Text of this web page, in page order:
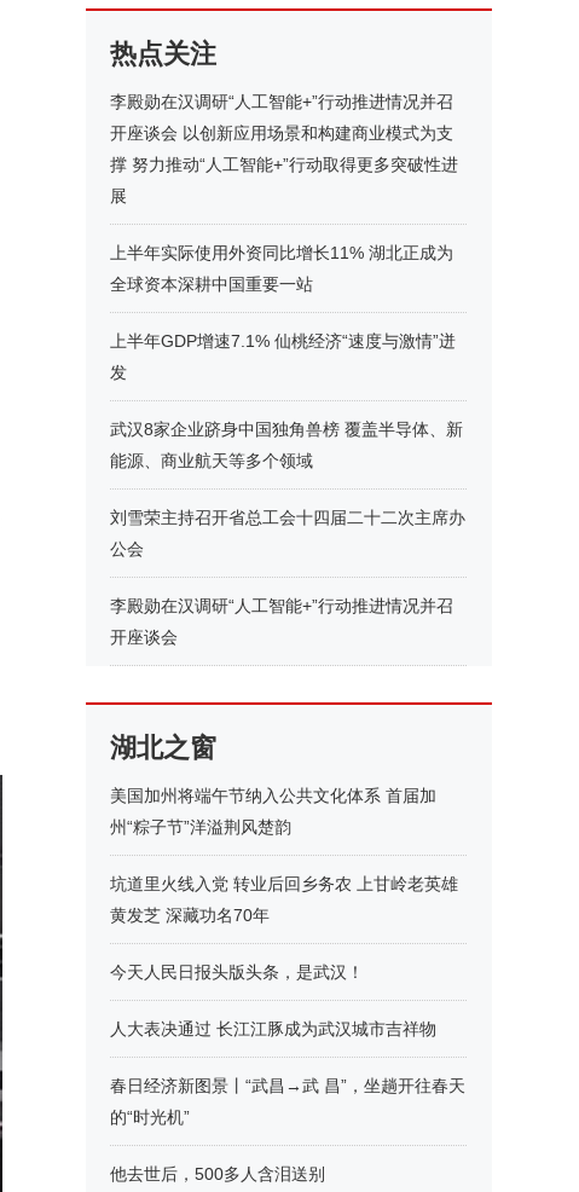
热点关注
李殿勋在汉调研“人工智能+”行动推进情况并召
开座谈会 以创新应用场景和构建商业模式为支
撑 努力推动“人工智能+”行动取得更多突破性进
展
上半年实际使用外资同比增长11% 湖北正成为
全球资本深耕中国重要一站
上半年GDP增速7.1% 仙桃经济“速度与激情”迸
发
武汉8家企业跻身中国独角兽榜 覆盖半导体、新
能源、商业航天等多个领域
刘雪荣主持召开省总工会十四届二十二次主席办
公会
李殿勋在汉调研“人工智能+”行动推进情况并召
开座谈会
湖北之窗
美国加州将端午节纳入公共文化体系 首届加
州“粽子节”洋溢荆风楚韵
坑道里火线入党 转业后回乡务农 上甘岭老英雄
黄发芝 深藏功名70年
今天人民日报头版头条，是武汉！
人大表决通过 长江江豚成为武汉城市吉祥物
春日经济新图景丨“武昌→武 昌”，坐趟开往春天
的“时光机”
他去世后，500多人含泪送别